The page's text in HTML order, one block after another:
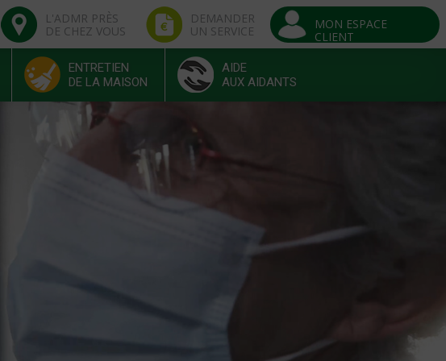
L'ADMR PRÈS
DE CHEZ VOUS
DEMANDER
UN SERVICE
MON ESPACE
CLIENT
ENTRETIEN
DE LA MAISON
AIDE
AUX AIDANTS